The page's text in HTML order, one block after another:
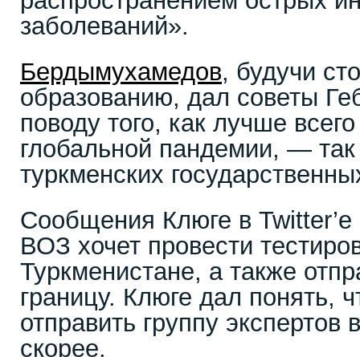
заболеваний».
Бердымухамедов, будучи
образованию, дал советы
поводу того, как лучше
глобальной пандемии, —
туркменских
Сообщения Клюге в Twitter’е
ВОЗ хочет провести
Туркменистане, а также
границу. Клюге дал понять,
отправить группу экспертов
скорее.